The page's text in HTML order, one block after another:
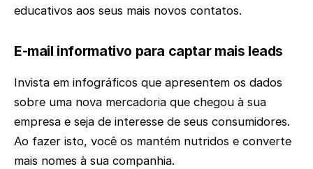
educativos aos seus mais novos contatos.
E-mail informativo para captar mais leads
Invista em infográficos que apresentem os dados
sobre uma nova mercadoria que chegou à sua
empresa e seja de interesse de seus consumidores.
Ao fazer isto, você os mantém nutridos e converte
mais nomes à sua companhia.